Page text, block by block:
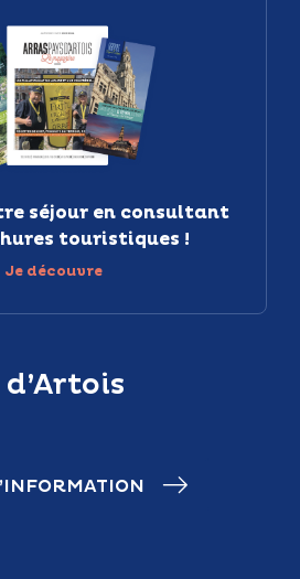
séjour en consultant
touristiques !
Je découvre